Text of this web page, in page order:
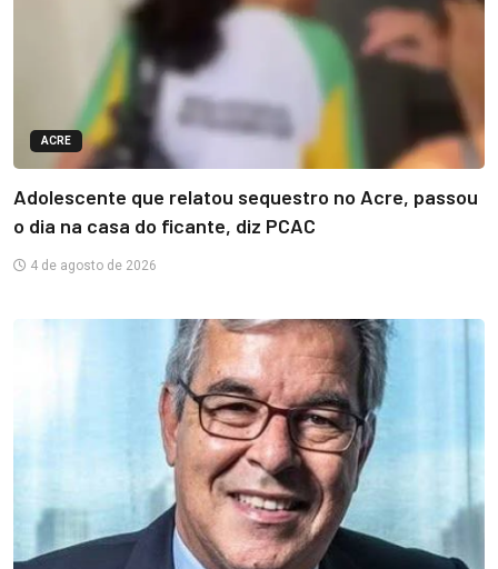
ACRE
Adolescente que relatou sequestro no Acre, passou
o dia na casa do ficante, diz PCAC
4 de agosto de 2026